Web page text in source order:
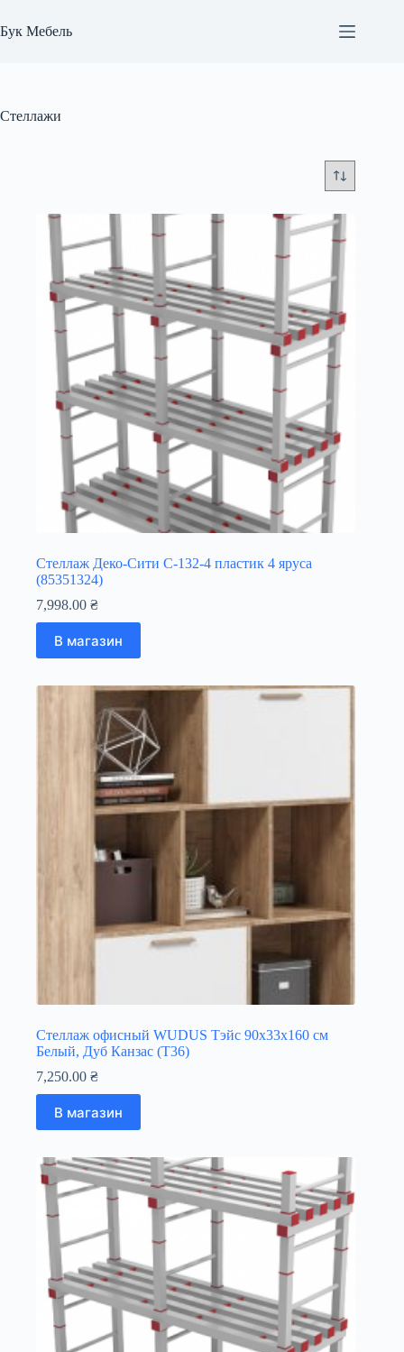
к
сути
Бук Мебель
Стеллажи
Стеллаж Деко-Сити С-132-4 пластик 4 яруса
(85351324)
7,998.00 ₴
В магазин
Стеллаж офисный WUDUS Тэйс 90х33х160 см
Белый, Дуб Канзас (Т36)
7,250.00 ₴
В магазин